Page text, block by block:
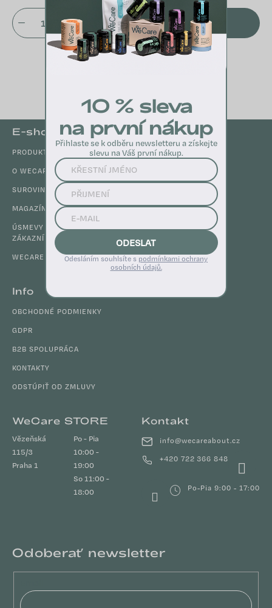
PRIDAŤ DO KOŠÍKA
E-shop
PRODUKTY
O WECARE
SUROVINY
MAGAZÍN
ÚSMEVY SPOKOJNÝCH
ZÁKAZNÍKOV
WECARE CLUB
Info
OBCHODNÉ PODMIENKY
GDPR
B2B SPOLUPRÁCA
KONTAKTY
ODSTÚPIŤ OD ZMLUVY
WeCare STORE
Vězeňská
115/3
Praha 1
Po - Pia
10:00 -
19:00
So 11:00 -
18:00
Kontakt
info@wecareabout.cz
+420 722 366 848
Po-Pia 9:00 - 17:00
Odoberať newsletter
10 % sleva
na první nákup
Přihlaste se k odběru newsletteru a získejte
slevu na Váš první nákup.
ODESLAT
Odesláním souhlsíte s podmínkami ochrany
osobních údajů.